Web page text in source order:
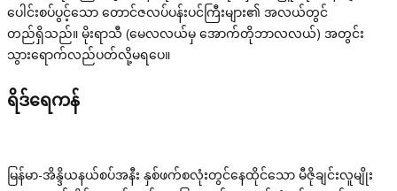
ပေါင်းစပ်ပွင့်သော တောင်ဇလပ်ပန်းပင်ကြီးများ၏ အလယ်တွင်
တည်ရှိသည်။ မိုးရာသီ (မေလလယ်မှ အောက်တိုဘာလလယ်) အတွင်း
သွားရောက်လည်ပတ်လို့မရပေ။
ရိဒ်ရေကန်
မြန်မာ-အိန္ဒိယနယ်စပ်အနီး နှစ်ဖက်စလုံးတွင်နေထိုင်သော မီဇိုချင်းလူမျိုး